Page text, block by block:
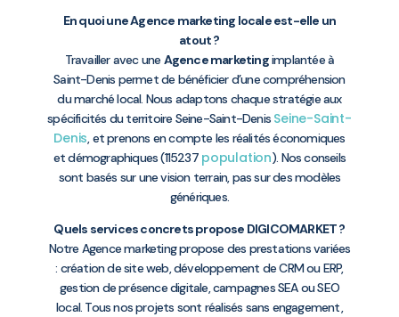
En quoi une Agence marketing locale est-elle un
atout ?
Travailler avec une Agence marketingimplantée à
Saint-Denis permet de bénéficier d’une compréhension
du marché local. Nous adaptons chaque stratégie aux
spécificités du territoire Seine-Saint-Denis Seine-Saint-
Denis, et prenons en compte les réalités économiques
et démographiques (115237 population). Nos conseils
sont basés sur une vision terrain, pas sur des modèles
génériques.
Quels services concrets propose DIGICOMARKET ?
Notre Agence marketing propose des prestations variées
: création de site web, développement de CRM ou ERP,
gestion de présence digitale, campagnes SEA ou SEO
local. Tous nos projets sont réalisés sans engagement,